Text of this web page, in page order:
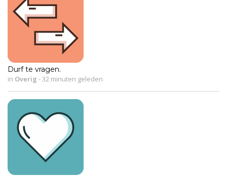
Durf te vragen.
in Overig -32 minuten geleden